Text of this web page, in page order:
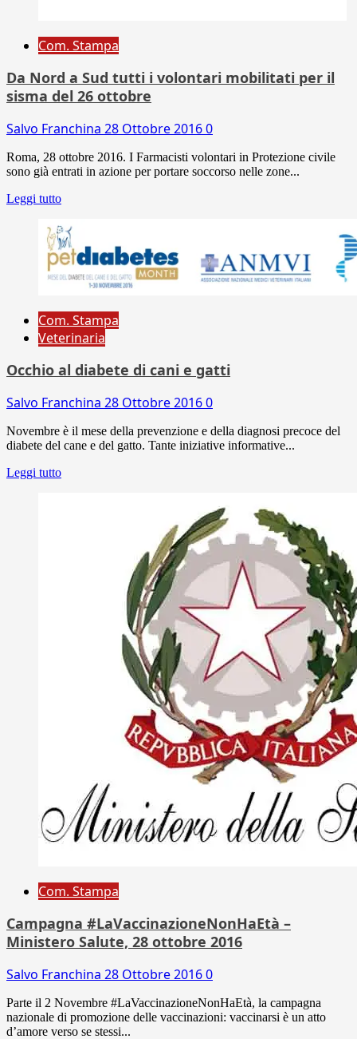
Com. Stampa
Da Nord a Sud tutti i volontari mobilitati per il
sisma del 26 ottobre
Salvo Franchina 28 Ottobre 20160
Roma, 28 ottobre 2016. I Farmacisti volontari in Protezione civile
sono già entrati in azione per portare soccorso nelle zone...
Leggi tutto
Com. Stampa
Veterinaria
Occhio al diabete di cani e gatti
Salvo Franchina 28 Ottobre 20160
Novembre è il mese della prevenzione e della diagnosi precoce del
diabete del cane e del gatto. Tante iniziative informative...
Leggi tutto
Com. Stampa
Campagna #LaVaccinazioneNonHaEtà –
Ministero Salute, 28 ottobre 2016
Salvo Franchina 28 Ottobre 20160
Parte il 2 Novembre #LaVaccinazioneNonHaEtà, la campagna
nazionale di promozione delle vaccinazioni: vaccinarsi è un atto
d’amore verso se stessi...